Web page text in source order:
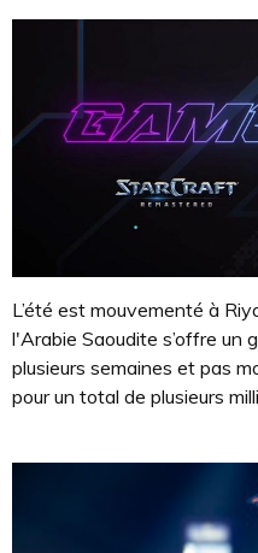
L’été est mouvementé à
l'Arabie Saoudite s’offre un
plusieurs semaines et pas
pour un total de plusieurs